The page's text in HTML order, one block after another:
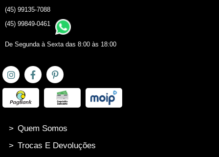
(45) 99135-7088
(45) 99849-0461
De Segunda à Sexta das 8:00 às 18:00
> Quem Somos
> Trocas E Devoluções